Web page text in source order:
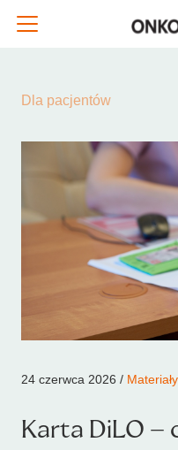
Dla pacjentów
24 czerwca 2026 /
Karta DiLO –